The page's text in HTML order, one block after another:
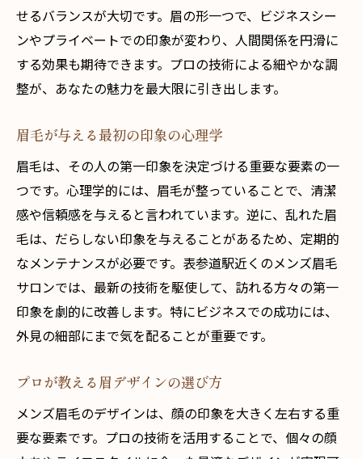
せるバランスが大切です。眉の形一つで、ビジネスシー
ンやプライベートでの印象が変わり、人間関係を円滑に
する効果も期待できます。プロの技術による細やかな調
整が、あなたの魅力を最大限に引き出します。
眉毛が与える最初の印象の心理学
眉毛は、その人の第一印象を決定づける重要な要素の一
つです。心理学的には、眉毛が整っていることで、清潔
感や信頼感を与えると言われています。逆に、乱れた眉
毛は、だらしない印象を与えることがあるため、定期的
なメンテナンスが必要です。表参道駅近くのメンズ眉毛
サロンでは、最新の技術を駆使して、訪れる方々の第一
印象を劇的に改善します。特にビジネスでの成功には、
外見の細部にまで気を配ることが重要です。
プロが教える眉デザインの選び方
メンズ眉毛のデザインは、顔の印象を大きく左右する重
要な要素です。プロの技術を活用することで、個々の顔